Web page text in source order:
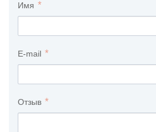
Имя
E-mail
Отзыв